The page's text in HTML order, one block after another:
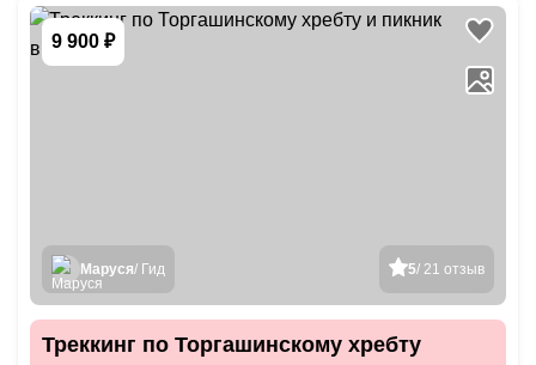
9 900 ₽
5/ 21 отзыв
Маруся/ Гид
Треккинг по Торгашинскому хребту